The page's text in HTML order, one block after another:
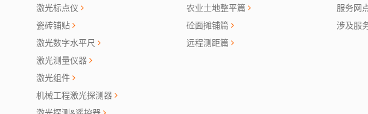
激光标点仪
瓷砖铺贴
激光数字水平尺
激光测量仪器
激光组件
机械工程激光探测器
农业土地整平篇
砼面摊铺篇
远程测距篇
服务网
涉及服